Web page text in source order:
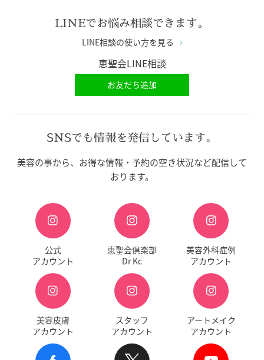
LINEでお悩み相談できます。
LINE相談の使い方を見る
恵聖会LINE相談
お友だち追加
SNSでも情報を発信しています。
美容の事から、お得な情報・予約の空き状況など配信して
おります。
公式
アカウント
恵聖会倶楽部
Dr Kc
美容外科症例
アカウント
美容皮膚
アカウント
スタッフ
アカウント
アートメイク
アカウント